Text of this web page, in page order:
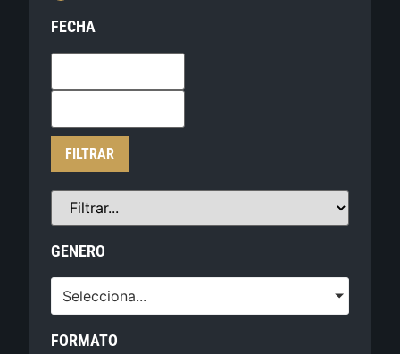
FECHA
FILTRAR
GENERO
Selecciona...
FORMATO